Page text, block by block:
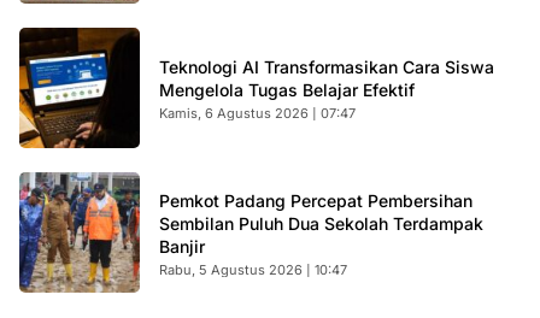
Teknologi AI Transformasikan Cara Siswa
Mengelola Tugas Belajar Efektif
Kamis, 6 Agustus 2026 | 07:47
Pemkot Padang Percepat Pembersihan
Sembilan Puluh Dua Sekolah Terdampak
Banjir
Rabu, 5 Agustus 2026 | 10:47